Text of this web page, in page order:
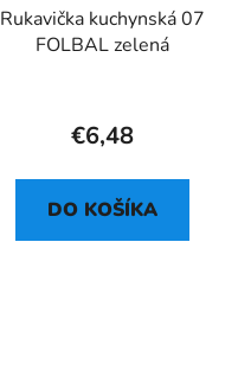
Rukavička kuchynská 07
FOLBAL zelená
€6,48
DO KOŠÍKA